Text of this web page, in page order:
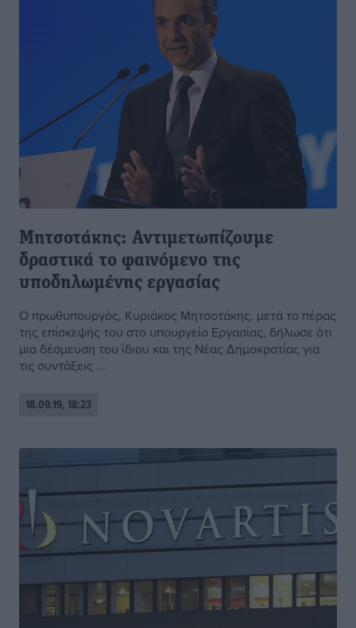
Μητσοτάκης: Αντιμετωπίζουμε
δραστικά το φαινόμενο της
υποδηλωμένης εργασίας
Ο πρωθυπουργός, Κυριάκος Μητσοτάκης, μετά το πέρας
της επίσκεψής του στο υπουργείο Εργασίας, δήλωσε ότι
μια δέσμευση του ίδιου και της Νέας Δημοκρατίας για
τις συντάξεις ...
18.09.19, 18:23